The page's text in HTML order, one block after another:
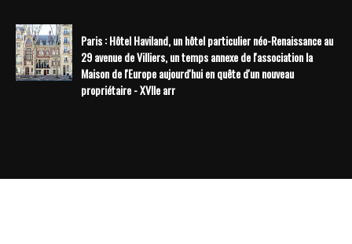
Paris : Hôtel Haviland, un hôtel particulier néo-Renaissance au
29 avenue de Villiers, un temps annexe de l'association la
Maison de l'Europe aujourd'hui en quête d'un nouveau
propriétaire - XVIIe arr